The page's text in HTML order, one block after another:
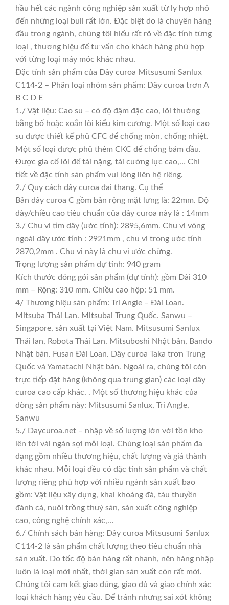
hầu hết các ngành công nghiệp sản xuất từ ly hợp nhỏ
đến những loại buli rất lớn. Đặc biệt do là chuyên hàng
đầu trong ngành, chúng tôi hiểu rất rõ về đặc tính từng
loại , thương hiệu để tư vấn cho khách hàng phù hợp
với từng loại máy móc khác nhau.
Đặc tính sản phẩm của Dây curoa Mitsusumi Sanlux
C114-2 – Phân loại nhóm sản phẩm: Dây curoa trơn A
B C D E
1./ Vật liệu: Cao su – có độ đậm đặc cao, lõi thường
bằng bố hoặc xoắn lõi kiểu kim cương. Một số loại cao
su được thiết kế phủ CFC để chống mòn, chống nhiệt.
Một số loại được phủ thêm CKC để chống bám dầu.
Được gia cố lõi để tải nặng, tải cường lực cao,… Chi
tiết về đặc tính sản phẩm vui lòng liên hệ riêng.
2./ Quy cách dây curoa đai thang. Cụ thể
Bản dây curoa C gồm bản rộng mặt lưng là: 22mm. Độ
dày/chiều cao tiêu chuẩn của dây curoa này là : 14mm
3./ Chu vi tim dây (ước tính): 2895,6mm. Chu vi vòng
ngoài dây ước tính : 2921mm , chu vi trong ước tính
2870,2mm . Chu vi này là chu vi ước chừng.
Trọng lượng sản phẩm dự tính: 940 gram
Kích thước đóng gói sản phẩm (dự tính): gồm Dài 310
mm – Rộng: 310 mm. Chiều cao hộp: 51 mm.
4/ Thương hiệu sản phẩm: Tri Angle – Đài Loan.
Mitsuba Thái Lan. Mitsubai Trung Quốc. Sanwu –
Singapore, sản xuất tại Việt Nam. Mitsusumi Sanlux
Thái lan, Robota Thái Lan. Mitsuboshi Nhật bản, Bando
Nhật bản. Fusan Đài Loan. Dây curoa Taka trơn Trung
Quốc và Yamatachi Nhật bản. Ngoài ra, chúng tôi còn
trực tiếp đặt hàng (không qua trung gian) các loại dây
curoa cao cấp khác. . Một số thương hiệu khác của
dòng sản phẩm này: Mitsusumi Sanlux, Tri Angle,
Sanwu
5./ Daycuroa.net – nhập về số lượng lớn với tồn kho
lên tới vài ngàn sợi mỗi loại. Chủng loại sản phẩm đa
dạng gồm nhiều thương hiệu, chất lượng và giá thành
khác nhau. Mỗi loại đều có đặc tính sản phẩm và chất
lượng riêng phù hợp với nhiều ngành sản xuất bao
gồm: Vật liệu xây dựng, khai khoáng đá, tàu thuyền
đánh cá, nuôi trồng thuỷ sản, sản xuất công nghiệp
cao, công nghệ chính xác,…
6./ Chính sách bán hàng: Dây curoa Mitsusumi Sanlux
C114-2 là sản phẩm chất lượng theo tiêu chuẩn nhà
sản xuất. Do tốc độ bán hàng rất nhanh, nên hàng nhập
luôn là loại mới nhất, thời gian sản xuất còn rất mới.
Chúng tôi cam kết giao đúng, giao đủ và giao chính xác
loại khách hàng yêu cầu. Để tránh nhưng sai xót không